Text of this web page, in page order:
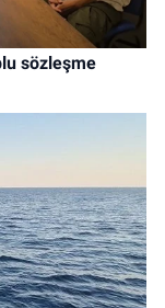
sözleşme